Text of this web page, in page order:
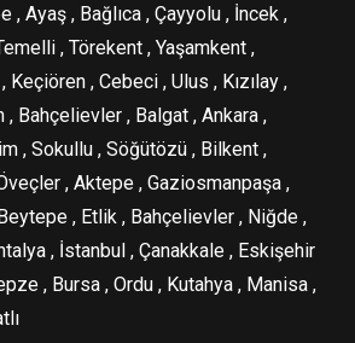
, Ayaş , Bağlıca , Çayyolu , İncek ,
, Törekent , Yaşamkent ,
, Cebeci , Ulus , Kızılay ,
, Bahçelievler , Balgat , Ankara ,
, Sokullu , Söğütözü , Bilkent ,
, Aktepe , Gaziosmanpaşa ,
, Etlik , Bahçelievler , Niğde ,
, İstanbul , Çanakkale , Eskişehir
, Bursa , Ordu , Kutahya , Manisa ,